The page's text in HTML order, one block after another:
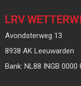
LRV
Avondsterweg 13
8938 AK Leeuwarden
Bank: NL88 INGB 0000